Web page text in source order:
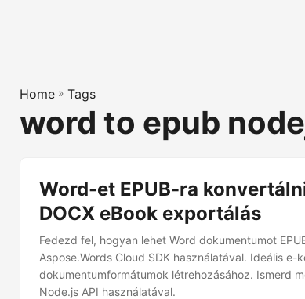
Home » Tags
word to epub
Word-et EPUB-ra
DOCX eBook exportálás
Fedezd fel, hogyan lehet Word dokumentumot
Aspose.Words Cloud SDK használatával. Ideális
dokumentumformátumok létrehozásához. Ismerd
Node.js API használatával.